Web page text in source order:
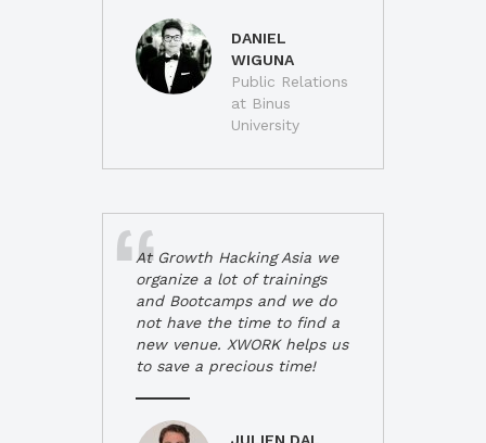
DANIEL
WIGUNA
Public Relations
at Binus
University
At Growth Hacking Asia we
organize a lot of trainings
and Bootcamps and we do
not have the time to find a
new venue. XWORK helps us
to save a precious time!